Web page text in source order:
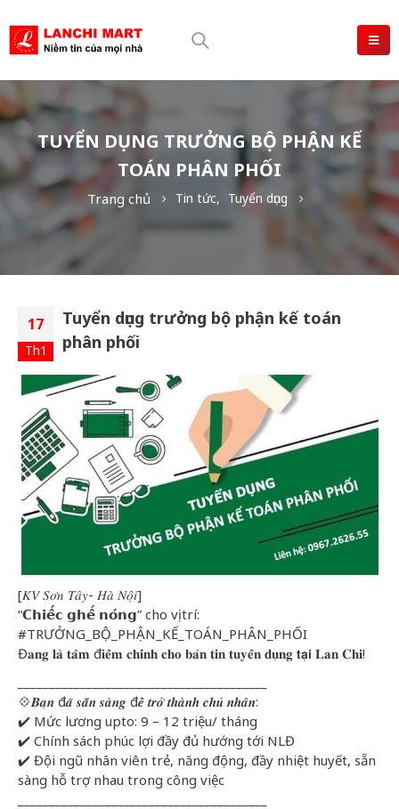
TUYỂN DỤNG TRƯỞNG BỘ PHẬN KẾ
TOÁN PHÂN PHỐI
Trang chủ Tin tức, Tuyển dụng
17
Th1
Tuyển dụng trưởng bộ phận kế toán
phân phối
[𝐾𝑉 𝑆𝑜̛𝑛 𝑇𝑎̂𝑦- 𝐻𝑎̀ 𝑁𝑜̣̂𝑖]
“𝗖𝗵𝗶𝗲̂́𝗰 𝗴𝗵𝗲̂́ 𝗻𝗼́𝗻𝗴” cho vị trí:
#TRƯỞNG_BỘ_PHẬN_KẾ_TOÁN_PHÂN_PHỐI
Đ𝐚𝐧𝐠 𝐥𝐚̀ 𝐭𝐚̂𝐦 đ𝐢𝐞̂̉𝐦 𝐜𝐡𝐢́𝐧𝐡 𝐜𝐡𝐨 𝐛𝐚̉𝐧 𝐭𝐢𝐧 𝐭𝐮𝐲𝐞̂̉𝐧 𝐝𝐮̣𝐧𝐠 𝘁𝗮̣𝗶 𝐋𝐚𝐧 𝐂𝐡𝐢!
💠𝑩𝒂̣𝒏 đ𝒂̃ 𝒔𝒂̆̃𝒏 𝒔𝒂̀𝒏𝒈 đ𝒆̂̉ 𝒕𝒓𝒐̛̉ 𝒕𝒉𝒂̀𝒏𝒉 𝒄𝒉𝒖̉ 𝒏𝒉𝒂̂𝒏:
✔️ Mức lương upto: 9 – 12 triệu/ tháng
✔️ Chính sách phúc lợi đầy đủ hướng tới NLĐ
✔️ Đội ngũ nhân viên trẻ, năng động, đầy nhiệt huyết, sẵn
sàng hỗ trợ nhau trong công việc